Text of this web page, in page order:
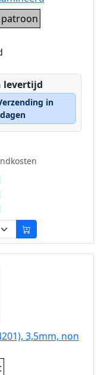
levertijd
in
3,5mm, non